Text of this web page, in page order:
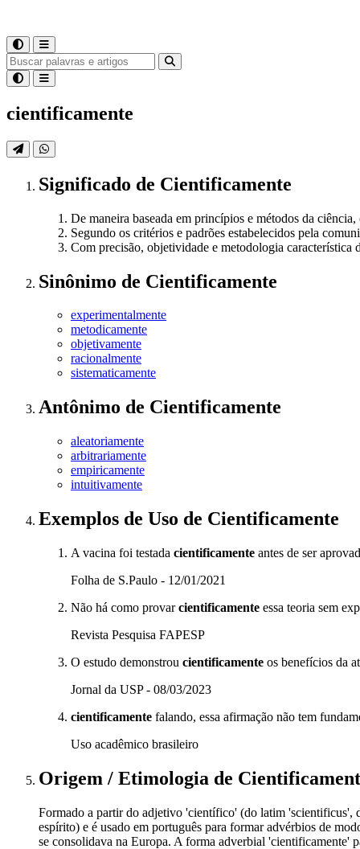
cientificamente
Significado de Cientificamente
De maneira baseada em princípios e métodos da
Segundo os critérios e padrões estabelecidos pela
Com precisão, objetividade e metodologia característica
Sinônimo de Cientificamente
experimentalmente
metodicamente
objetivamente
racionalmente
sistematicamente
Antônimo de Cientificamente
aleatoriamente
arbitrariamente
empiricamente
intuitivamente
Exemplos de Uso de Cientificamente
A vacina foi testada cientificamente antes de ser
Folha de S.Paulo - 12/01/2021
Não há como provarcientificamente essa teoria sem
Revista Pesquisa FAPESP
O estudo demonstrou cientificamente os benefícios da
Jornal da USP - 08/03/2023
cientificamente falando, essa afirmação não tem
Uso acadêmico brasileiro
Origem / Etimologia de
Formado a partir do adjetivo 'científico' (do latim 'scientificus',
espírito) e é usado em português para formar advérbios de
se consolidava na Europa. A forma adverbial 'cientificamente'